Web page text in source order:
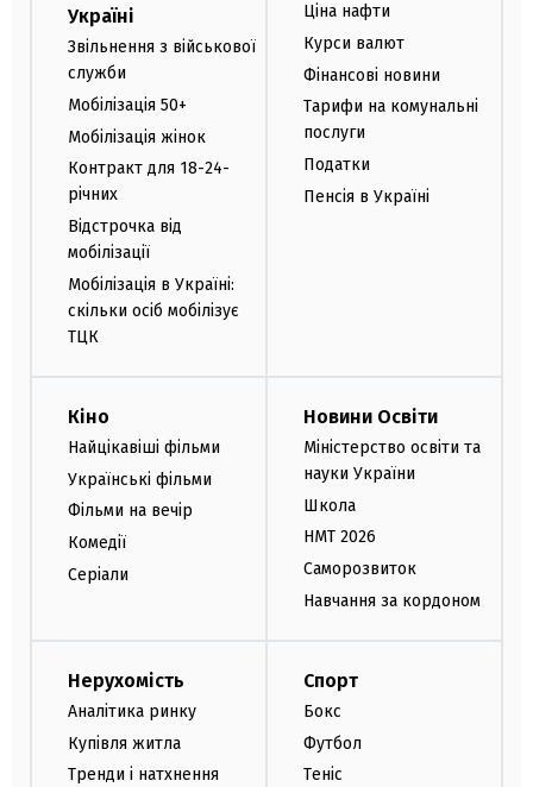
Україні
Звільнення з військової
служби
Мобілізація 50+
Мобілізація жінок
Контракт для 18-24-
річних
Відстрочка від
мобілізації
Мобілізація в Україні:
скільки осіб мобілізує
ТЦК
Ціна нафти
Курси валют
Фінансові новини
Тарифи на комунальні
послуги
Податки
Пенсія в Україні
Кіно
Найцікавіші фільми
Українські фільми
Фільми на вечір
Комедії
Серіали
Новини Освіти
Міністерство освіти та
науки України
Школа
НМТ 2026
Саморозвиток
Навчання за кордоном
Нерухомість
Аналітика ринку
Купівля житла
Тренди і натхнення
Спорт
Бокс
Футбол
Теніс